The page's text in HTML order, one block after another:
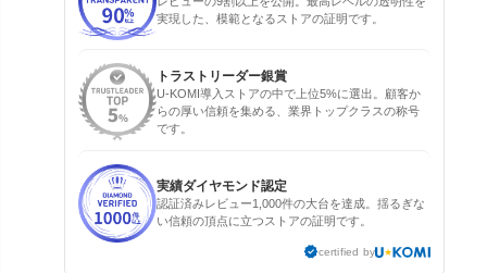
実現した、模範となるストアの証明です。
トラストリーダー銀賞
U-KOMI導入ストアの中で上位5%に選出。顧客か
らの厚い信頼を集める、業界トップクラスの称号
です。
実績ダイヤモンド認定
認証済みレビュー1,000件の大台を達成。揺るぎな
い信頼の頂点に立つストアの証明です。
certified by